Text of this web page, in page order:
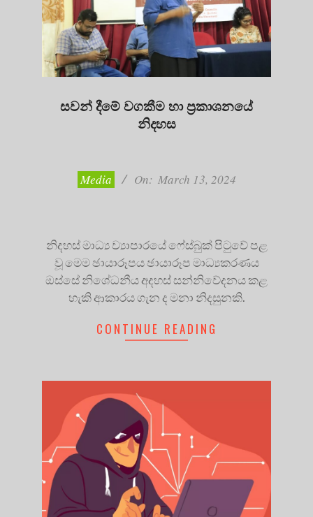
සවන් දීමේ වගකීම හා ප්‍රකාශනයේ
නිදහස
Media On: March 13, 2024
නිදහස් මාධ්‍ය ව්‍යාපාරයේ ෆේස්බුක් පිටුවේ පළ
වූ මෙම ඡායාරූපය ඡායාරූප මාධ්‍යකරණය
ඔස්සේ නිශේධනීය අදහස් සන්නිවේදනය කළ
හැකි ආකාරය ගැන ද මනා නිදසුනකි.
CONTINUE READING